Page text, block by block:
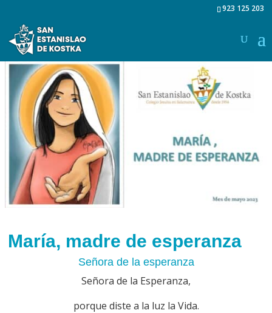
923 125 203
María, madre de esperanza
Señora de la esperanza
Señora de la Esperanza,
porque diste a la luz la Vida.